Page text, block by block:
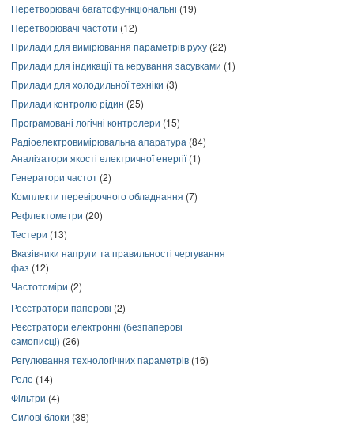
Перетворювачі багатофункціональні (19)
Перетворювачі частоти (12)
Прилади для вимірювання параметрів руху (22)
Прилади для індикації та керування засувками (1)
Прилади для холодильної техніки (3)
Прилади контролю рідин (25)
Програмовані логічні контролери (15)
Радіоелектровимірювальна апаратура (84)
Аналізатори якості електричної енергії(1)
Генератори частот (2)
Комплекти перевірочного обладнання (7)
Рефлектометри (20)
Тестери (13)
Вказівники напруги та правильності чергування
фаз (12)
Частотоміри (2)
Реєстратори паперові (2)
Реєстратори електронні (безпаперові
самописці) (26)
Регулювання технологічних параметрів (16)
Реле (14)
Фільтри (4)
Силові блоки (38)